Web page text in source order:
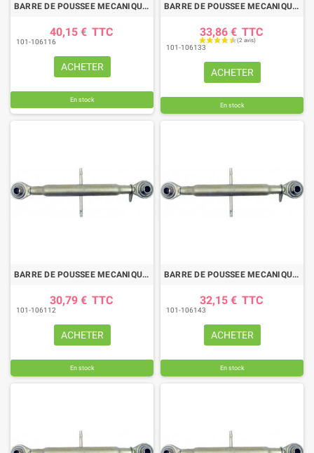
BARRE DE POUSSEE MECANIQUE ROTULE-ROTULE LG 340-460 CAT2
40,15 € TTC
101-106116
ACHETER
En stock
BARRE DE POUSSEE MECANIQUE ROTULE-ROTULE LG 395-645 CAT2
33,86 € TTC
101-106133
ACHETER
En stock
BARRE DE POUSSEE MECANIQUE ROTULE-ROTULE LG 520-750 CAT2
30,79 € TTC
101-106112
ACHETER
En stock
BARRE DE POUSSEE MECANIQUE ROTULE-ROTULE LG 570-820 CAT2
32,15 € TTC
101-106143
ACHETER
En stock